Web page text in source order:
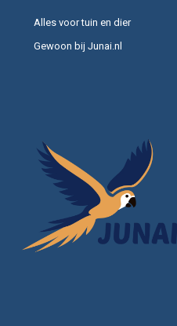
Alles voor tuin en dier
Gewoon bij Junai.nl